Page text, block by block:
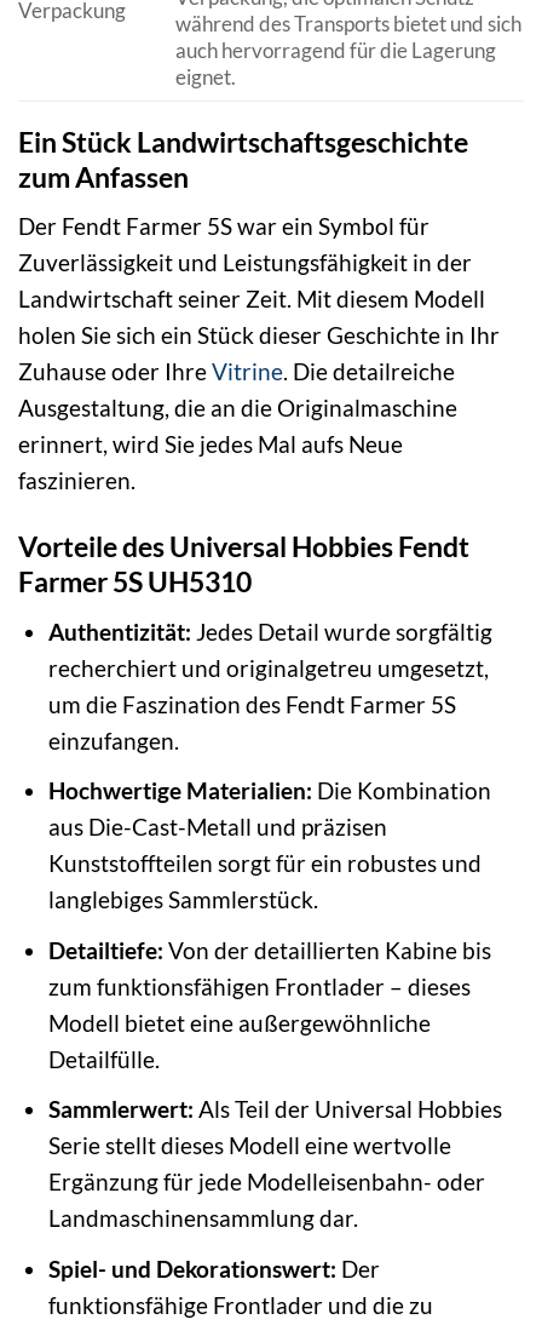
Verpackung
während des Transports bietet und sich
auch hervorragend für die Lagerung
eignet.
Ein Stück Landwirtschaftsgeschichte
zum Anfassen
Der Fendt Farmer 5S war ein Symbol für
Zuverlässigkeit und Leistungsfähigkeit in der
Landwirtschaft seiner Zeit. Mit diesem Modell
holen Sie sich ein Stück dieser Geschichte in Ihr
Zuhause oder IhreVitrine. Die detailreiche
Ausgestaltung, die an die Originalmaschine
erinnert, wird Sie jedes Mal aufs Neue
faszinieren.
Vorteile des Universal Hobbies Fendt
Farmer 5S UH5310
Authentizität: Jedes Detail wurde sorgfältig
recherchiert und originalgetreu umgesetzt,
um die Faszination des Fendt Farmer 5S
einzufangen.
Hochwertige Materialien: Die Kombination
aus Die-Cast-Metall und präzisen
Kunststoffteilen sorgt für ein robustes und
langlebiges Sammlerstück.
Detailtiefe: Von der detaillierten Kabine bis
zum funktionsfähigen Frontlader – dieses
Modell bietet eine außergewöhnliche
Detailfülle.
Sammlerwert: Als Teil der Universal Hobbies
Serie stellt dieses Modell eine wertvolle
Ergänzung für jede Modelleisenbahn- oder
Landmaschinensammlung dar.
Spiel- und Dekorationswert: Der
funktionsfähige Frontlader und die zu